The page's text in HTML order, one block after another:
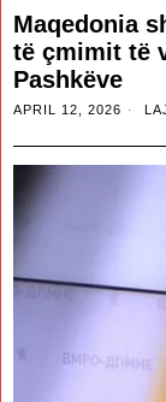
Maqedonia
të çmimit të
Pashkëve
APRIL 12, 2026